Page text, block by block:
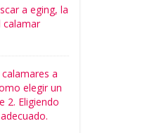
a eging, la
calamar
a
elegir un
2. Eligiendo